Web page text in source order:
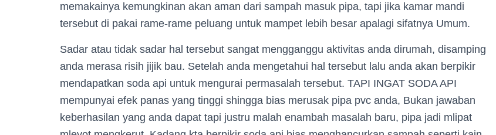
memakainya kemungkinan akan aman dari sampah masuk pipa, tapi jika kamar mandi
tersebut di pakai rame-rame peluang untuk mampet lebih besar apalagi sifatnya Umum.
Sadar atau tidak sadar hal tersebut sangat mengganggu aktivitas anda dirumah, disamping
anda merasa risih jijik bau. Setelah anda mengetahui hal tersebut lalu anda akan berpikir
mendapatkan soda api untuk mengurai permasalah tersebut. TAPI INGAT SODA API
mempunyai efek panas yang tinggi shingga bias merusak pipa pvc anda, Bukan jawaban
keberhasilan yang anda dapat tapi justru malah enambah masalah baru, pipa jadi mlipat